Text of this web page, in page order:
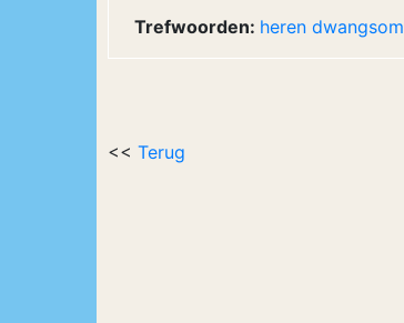
Trefwoorden: heren dwangsom
<< Terug